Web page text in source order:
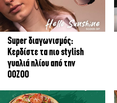
Super διαγωνισμός:
Κερδίστε τα πιο stylish
γυαλιά ηλίου από την
OOZOO